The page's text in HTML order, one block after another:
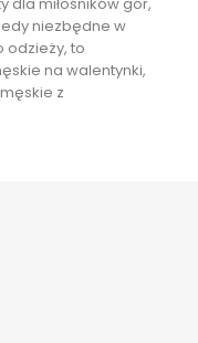
niezbędne w
odzieży, to
na walentynki,
z